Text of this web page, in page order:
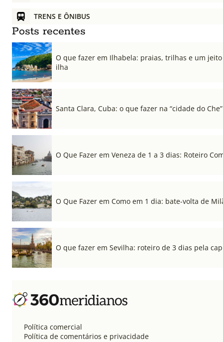
TRENS E ÔNIBUS
Posts recentes
O que fazer em Ilhabela: praias, trilhas e um
ilha
Santa Clara, Cuba: o que fazer na “cidade do Che”
O Que Fazer em Veneza de 1 a 3 dias: Roteiro
O Que Fazer em Como em 1 dia: bate-volta de
O que fazer em Sevilha: roteiro de 3 dias pela
Política comercial
Política de comentários e privacidade